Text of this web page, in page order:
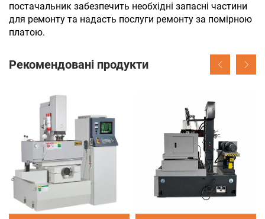
постачальник забезпечить необхідні запасні частини
для ремонту та надасть послуги ремонту за помірною
платою.
Рекомендовані продукти